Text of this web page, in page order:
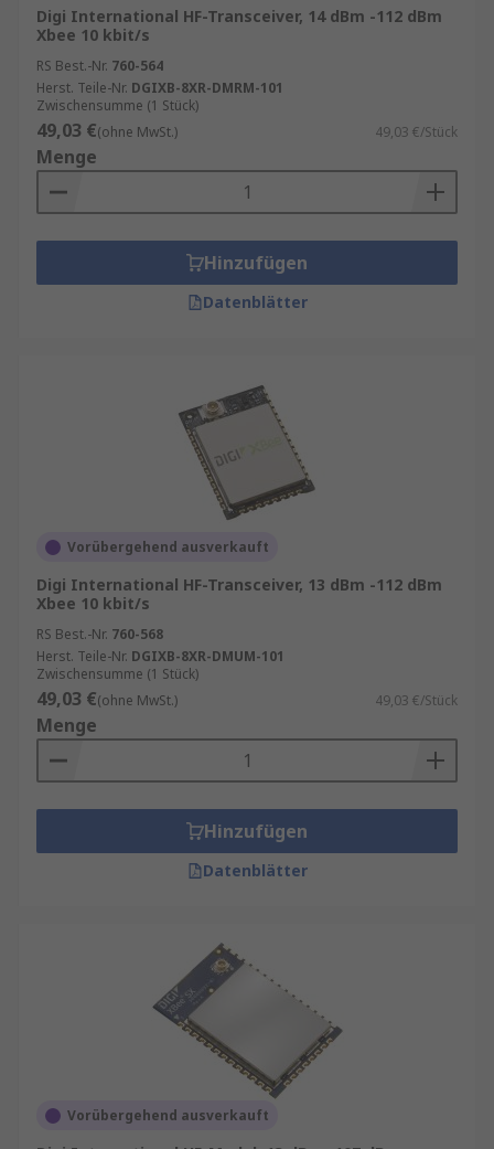
Digi International HF-Transceiver, 14 dBm -112 dBm
Xbee 10 kbit/s
RS Best.-Nr. 760-564
Herst. Teile-Nr. DGIXB-8XR-DMRM-101
Zwischensumme (1 Stück)
49,03 €(ohne MwSt.) 49,03 €/Stück
Menge
Hinzufügen
Datenblätter
Vorübergehend ausverkauft
Digi International HF-Transceiver, 13 dBm -112 dBm
Xbee 10 kbit/s
RS Best.-Nr. 760-568
Herst. Teile-Nr. DGIXB-8XR-DMUM-101
Zwischensumme (1 Stück)
49,03 €(ohne MwSt.) 49,03 €/Stück
Menge
Hinzufügen
Datenblätter
Vorübergehend ausverkauft